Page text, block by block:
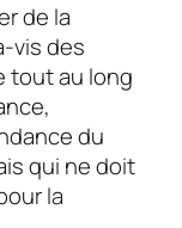
de la
vis des
tout au long
du
qui ne doit
la